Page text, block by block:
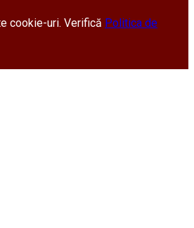
cookie-uri. Verifică Politica de